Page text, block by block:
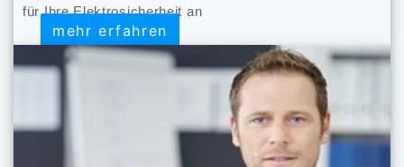
für Ihre Elektrosicherheit an
mehr erfahren
mehr erfahren